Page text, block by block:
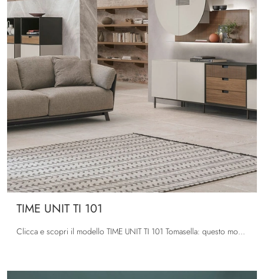
TIME UNIT TI 101
Clicca e scopri il modello TIME UNIT TI 101 Tomasella: questo mobile per la televisione in laccato opaco è tra le più esclusive soluzioni per il ...